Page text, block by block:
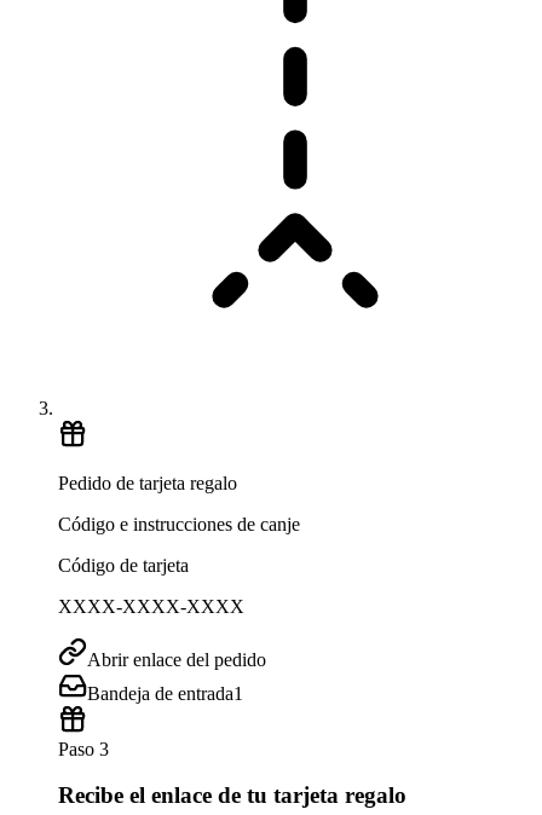
Pedido de tarjeta regalo
Código e instrucciones de canje
Código de tarjeta
XXXX-XXXX-XXXX
Abrir enlace del pedido
Bandeja de entrada1
Paso 3
Recibe el enlace de tu tarjeta regalo